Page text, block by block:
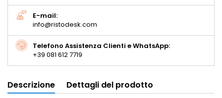
E-mail:
info@ristodesk.com
Telefono Assistenza Clienti e WhatsApp:
+39 081 612 7719
Descrizione Dettagli del prodotto